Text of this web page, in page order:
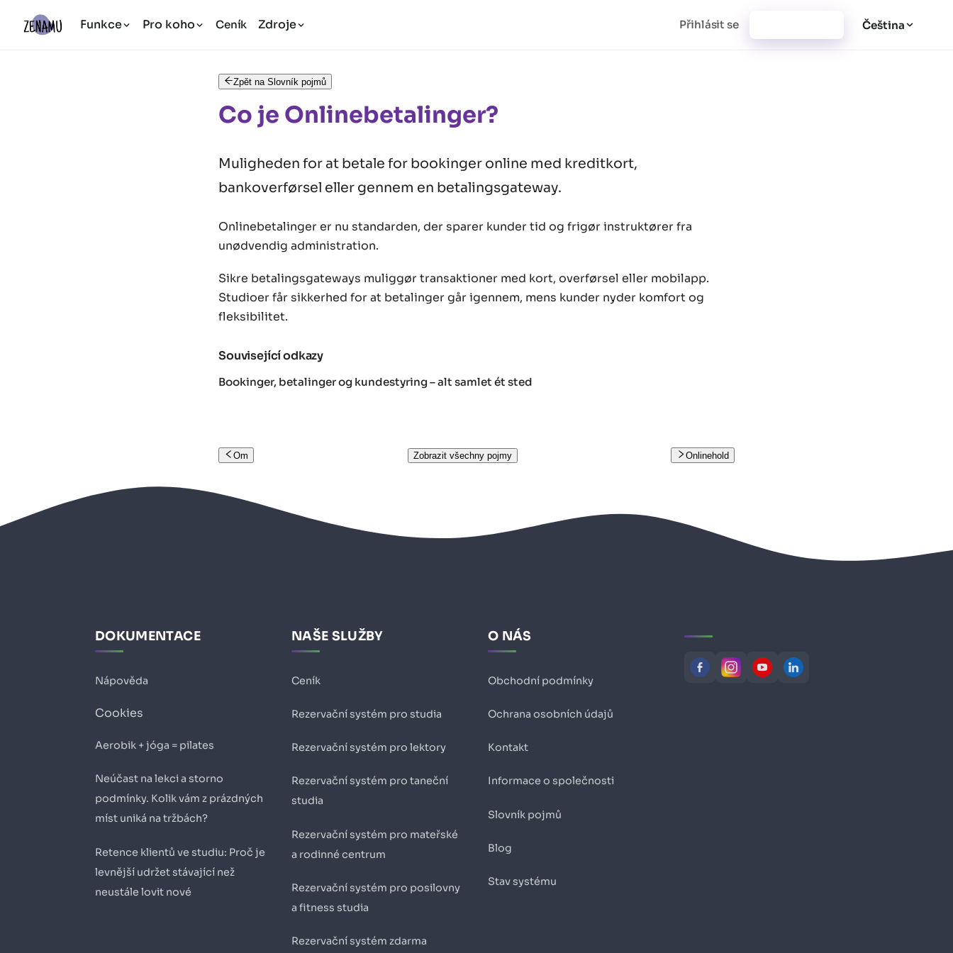
Funkce Pro koho Ceník Zdroje Přihlásit se Čeština
Zpět na Slovník pojmů
Co je Onlinebetalinger?
Muligheden for at betale for bookinger online med kreditkort,
bankoverførsel eller gennem en betalingsgateway.
Onlinebetalinger er nu standarden, der sparer kunder tid og frigør instruktører fra
unødvendig administration.
Sikre betalingsgateways muliggør transaktioner med kort, overførsel eller mobilapp.
Studioer får sikkerhed for at betalinger går igennem, mens kunder nyder komfort og
fleksibilitet.
Související odkazy
Bookinger, betalinger og kundestyring – alt samlet ét sted
Om Zobrazit všechny pojmy Onlinehold
DOKUMENTACE
Nápověda
Cookies
Aerobik + jóga = pilates
Neúčast na lekci a storno
podmínky. Kolik vám z prázdných
míst uniká na tržbách?
Retence klientů ve studiu: Proč je
levnější udržet stávající než
neustále lovit nové
NAŠE SLUŽBY
Ceník
Rezervační systém pro studia
Rezervační systém pro lektory
Rezervační systém pro taneční
studia
Rezervační systém pro mateřské
a rodinné centrum
Rezervační systém pro posilovny
a fitness studia
Rezervační systém zdarma
O NÁS
Obchodní podmínky
Ochrana osobních údajů
Kontakt
Informace o společnosti
Slovník pojmů
Blog
Stav systému